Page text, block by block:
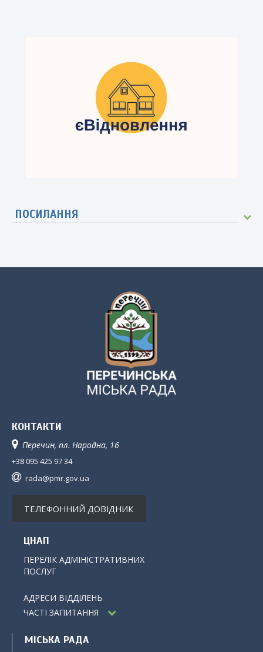
ПОСИЛАННЯ
КОНТАКТИ
Перечин, пл. Народна, 16
+38 095 425 97 34
rada@pmr.gov.ua
ТЕЛЕФОННИЙ ДОВІДНИК
ЦНАП
ПЕРЕЛІК АДМІНІСТРАТИВНИХ
ПОСЛУГ
АДРЕСИ ВІДДІЛЕНЬ
ЧАСТІ ЗАПИТАННЯ
МІСЬКА РАДА